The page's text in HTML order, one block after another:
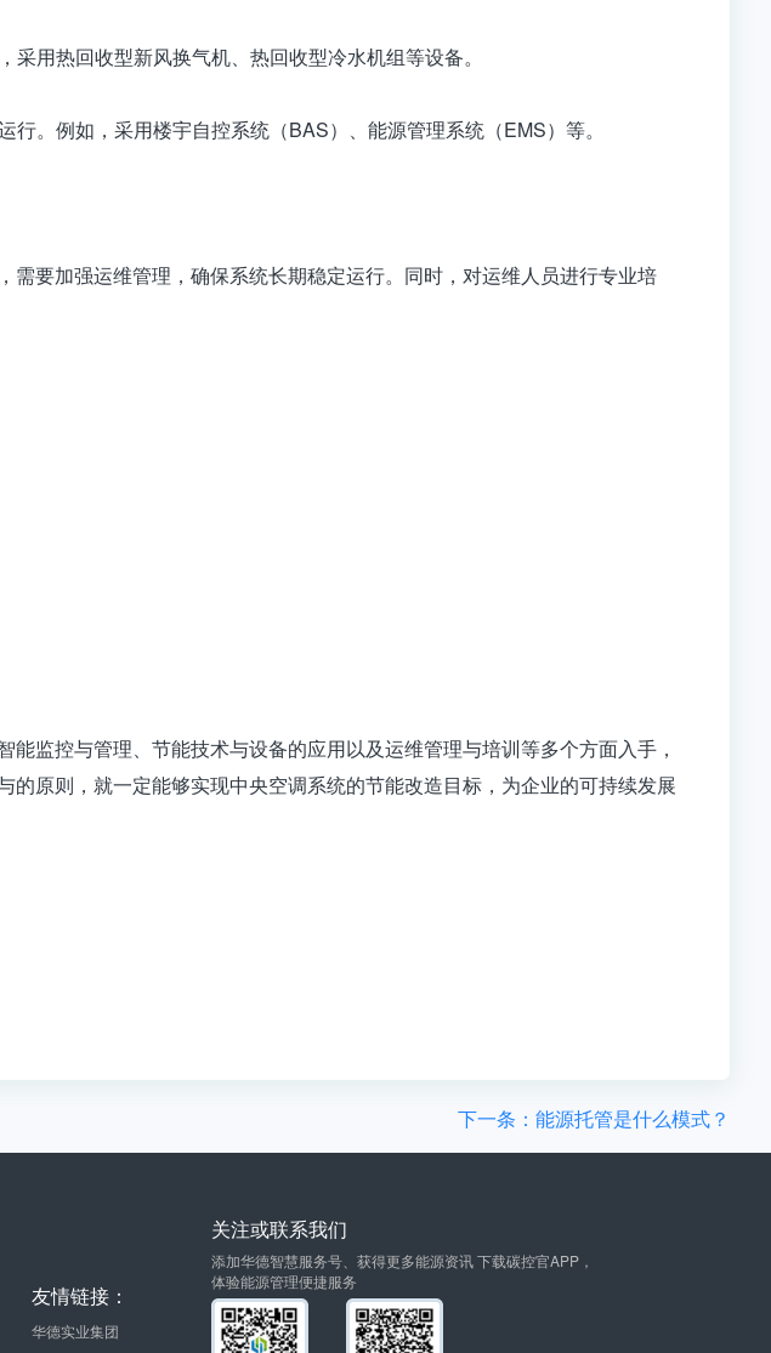
用热回收型新风换气机、热回收型冷水机组等设备。
。例如，采用楼宇自控系统（BAS）、能源管理系统（EMS）等。
要加强运维管理，确保系统长期稳定运行。同时，对运维人员进行专业培
监控与管理、节能技术与设备的应用以及运维管理与培训等多个方面入手，
原则，就一定能够实现中央空调系统的节能改造目标，为企业的可持续发展
下一条：能源托管是什么模式？
友情链接：
华德实业集团
关注或联系我们
添加华德智慧服务号、获得更多能源资讯 下载碳控官APP，
体验能源管理便捷服务